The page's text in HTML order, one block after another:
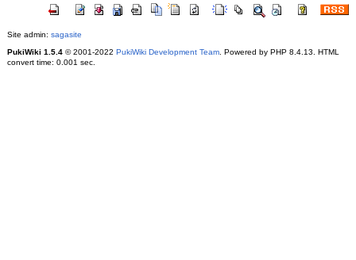
Site admin: sagasite
PukiWiki 1.5.4© 2001-2022 PukiWiki Development Team. Powered by PHP 8.4.13. HTML
convert time: 0.001 sec.